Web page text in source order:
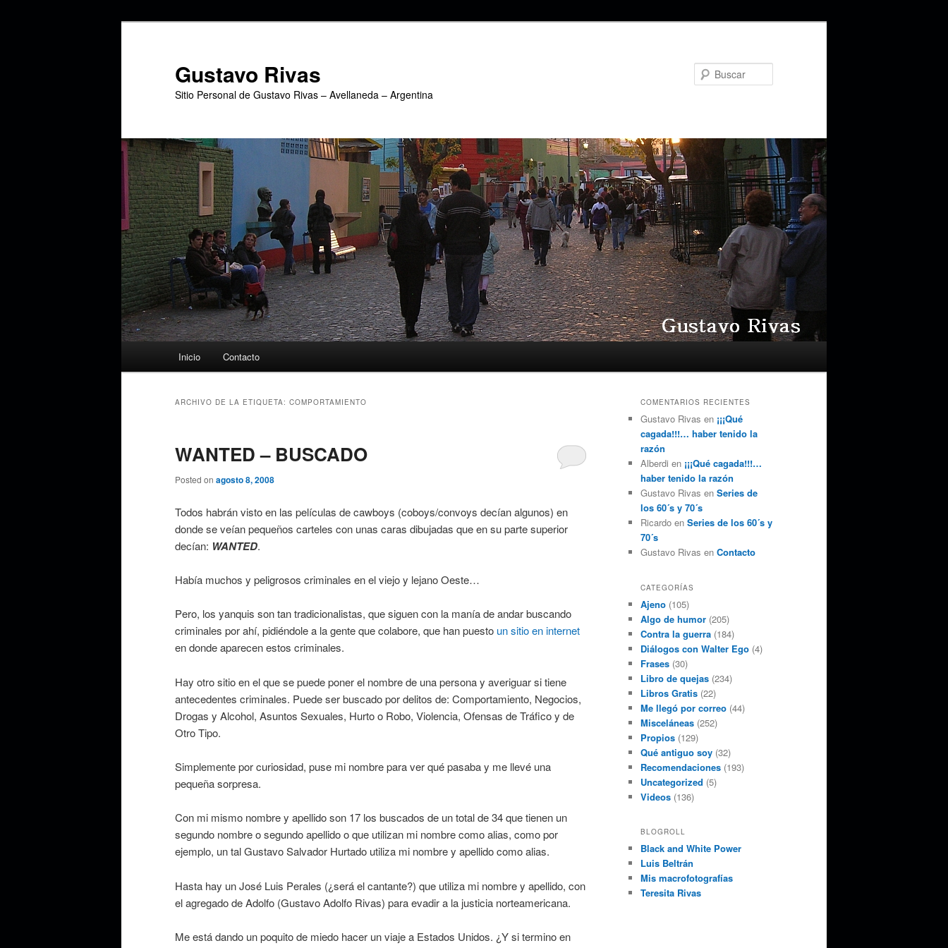
Gustavo Rivas
Sitio Personal de Gustavo Rivas – Avellaneda – Argentina
Inicio Contacto
ARCHIVO DE LA ETIQUETA: COMPORTAMIENTO
WANTED – BUSCADO
Posted on agosto 8, 2008
Todos habrán visto en las películas de cawboys (coboys/convoys decían algunos) en
donde se veían pequeños carteles con unas caras dibujadas que en su parte superior
decían: WANTED.
Había muchos y peligrosos criminales en el viejo y lejano Oeste…
Pero, los yanquis son tan tradicionalistas, que siguen con la manía de andar buscando
criminales por ahí, pidiéndole a la gente que colabore, que han puesto un sitio en internet
en donde aparecen estos criminales.
Hay otro sitio en el que se puede poner el nombre de una persona y averiguar si tiene
antecedentes criminales. Puede ser buscado por delitos de: Comportamiento, Negocios,
Drogas y Alcohol, Asuntos Sexuales, Hurto o Robo, Violencia, Ofensas de Tráfico y de
Otro Tipo.
Simplemente por curiosidad, puse mi nombre para ver qué pasaba y me llevé una
pequeña sorpresa.
Con mi mismo nombre y apellido son 17 los buscados de un total de 34 que tienen un
segundo nombre o segundo apellido o que utilizan mi nombre como alias, como por
ejemplo, un tal Gustavo Salvador Hurtado utiliza mi nombre y apellido como alias.
Hasta hay un José Luis Perales (¿será el cantante?) que utiliza mi nombre y apellido, con
el agregado de Adolfo (Gustavo Adolfo Rivas) para evadir a la justicia norteamericana.
Me está dando un poquito de miedo hacer un viaje a Estados Unidos. ¿Y si termino en
COMENTARIOS RECIENTES
Gustavo Rivas en ¡¡¡Qué
cagada!!!… haber tenido la
razón
Alberdi en ¡¡¡Qué cagada!!!…
haber tenido la razón
Gustavo Rivas en Series de
los 60´s y 70´s
Ricardo en Series de los 60´s y
70´s
Gustavo Rivas en Contacto
CATEGORÍAS
Ajeno (105)
Algo de humor (205)
Contra la guerra (184)
Diálogos con Walter Ego (4)
Frases (30)
Libro de quejas (234)
Libros Gratis (22)
Me llegó por correo (44)
Misceláneas (252)
Propios (129)
Qué antiguo soy (32)
Recomendaciones (193)
Uncategorized (5)
Videos (136)
BLOGROLL
Black and White Power
Luis Beltrán
Mis macrofotografías
Teresita Rivas